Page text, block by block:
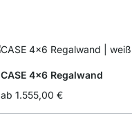
CASE 4x6 Regalwand
ab 1.555,00 €